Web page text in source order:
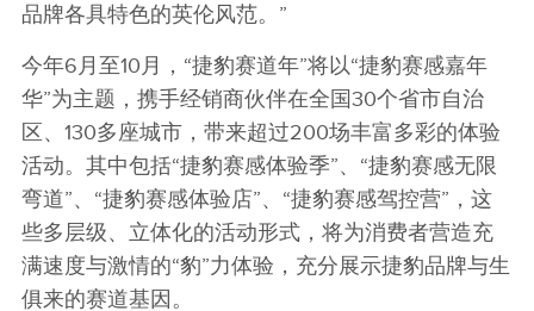
品牌各具特色的英伦风范。”
今年6月至10月，“捷豹赛道年”将以“捷豹赛感嘉年
华”为主题，携手经销商伙伴在全国30个省市自治
区、130多座城市，带来超过200场丰富多彩的体验
活动。其中包括“捷豹赛感体验季”、“捷豹赛感无限
弯道”、“捷豹赛感体验店”、“捷豹赛感驾控营”，这
些多层级、立体化的活动形式，将为消费者营造充
满速度与激情的“豹”力体验，充分展示捷豹品牌与生
俱来的赛道基因。